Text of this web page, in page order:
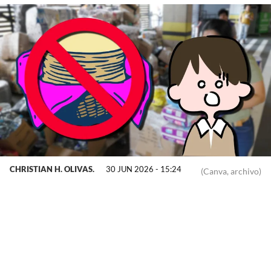
(Canva, archivo)
CHRISTIAN H. OLIVAS. 30 JUN 2026 - 15:24